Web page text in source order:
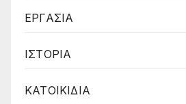
ΕΡΓΑΣΙΑ
ΙΣΤΟΡΙΑ
ΚΑΤΟΙΚΙΔΙΑ